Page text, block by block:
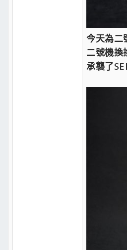
今天為二
二號機
承襲了